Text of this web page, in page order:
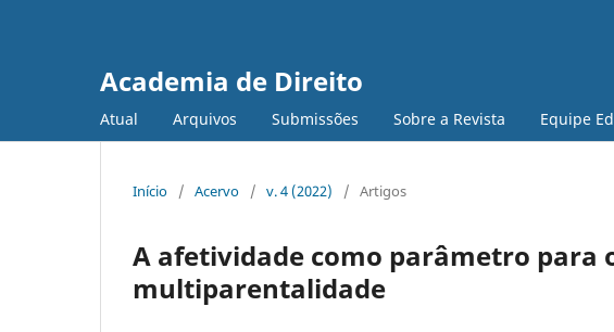
Academia de Direito
Atual Arquivos Submissões Sobre a Revista Equipe
Início / Acervo / v. 4 (2022) / Artigos
A afetividade como parâmetro para
multiparentalidade